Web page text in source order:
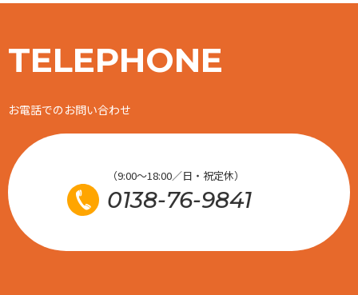
TELEPHONE
お電話でのお問い合わせ
（9:00～18:00／日・祝定休）
0138-76-9841